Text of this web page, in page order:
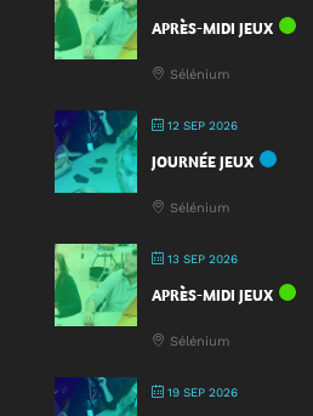
APRÈS-MIDI JEUX
Sélénium
12 SEP 2026
JOURNÉE JEUX
Sélénium
13 SEP 2026
APRÈS-MIDI JEUX
Sélénium
19 SEP 2026